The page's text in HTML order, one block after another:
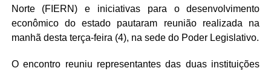
A proteção social também ganhou destaque com o início
da campanha “Agosto Lilás”, que celebra dez anos de
legislação estadual voltada ao combate à violência contra
segurança pública e fortalecer a rede de proteção foi
Norte (FIERN) e iniciativas para o desenvolvimento
econômico do estado pautaram reunião realizada na
manhã desta terça-feira (4), na sede do Poder Legislativo.
O encontro reuniu representantes das duas instituições